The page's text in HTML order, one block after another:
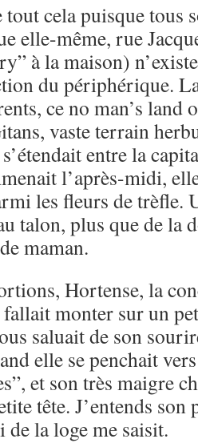
cela puisque tous
elle-même, rue
à la maison)
du périphérique.
ce no man’s land
vaste terrain
entre la
l’après-midi,
les fleurs de trèfle.
talon, plus que de la
maman.
Hortense, la
monter sur un
saluait de son
elle se penchait
et son très maigre
tête. J’entends
de la loge me saisit.